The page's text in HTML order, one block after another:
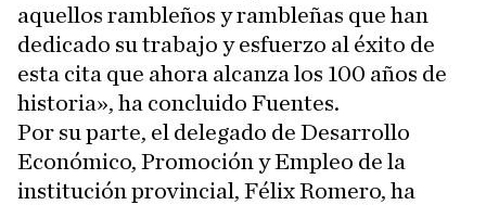
aquellos rambleños y rambleñas que han
dedicado su trabajo y esfuerzo al éxito de
esta cita que ahora alcanza los 100 años de
historia», ha concluido Fuentes.
Por su parte, el delegado de Desarrollo
Económico, Promoción y Empleo de la
institución provincial, Félix Romero, ha